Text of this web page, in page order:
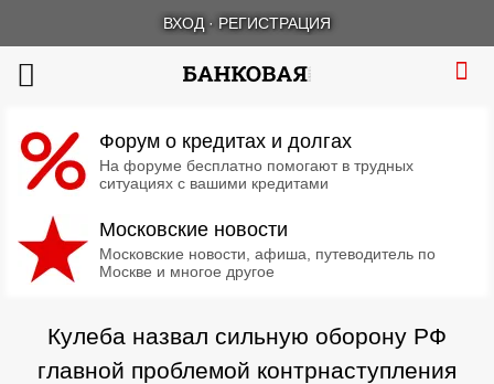
ВХОД · РЕГИСТРАЦИЯ
Форум о кредитах и долгах
На форуме бесплатно помогают в трудных
ситуациях с вашими кредитами
Московские новости
Московские новости, афиша, путеводитель по
Москве и многое другое
Кулеба назвал сильную оборону РФ
главной проблемой контрнаступления